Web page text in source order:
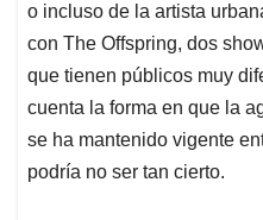
o incluso de la artista
con The Offspring, dos
que tienen públicos muy
cuenta la forma en que la
se ha mantenido vigente
podría no ser tan cierto.